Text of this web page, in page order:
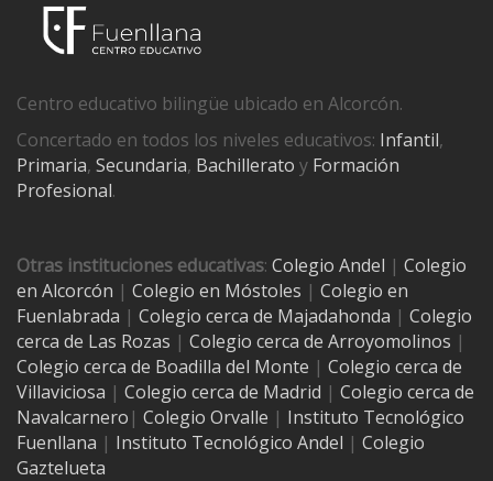
Centro educativo bilingüe ubicado en Alcorcón.
Concertado en todos los niveles educativos: Infantil,
Primaria, Secundaria, Bachillerato y Formación
Profesional.
Otras instituciones educativas: Colegio Andel | Colegio
en Alcorcón | Colegio en Móstoles | Colegio en
Fuenlabrada | Colegio cerca de Majadahonda | Colegio
cerca de Las Rozas | Colegio cerca de Arroyomolinos |
Colegio cerca de Boadilla del Monte | Colegio cerca de
Villaviciosa | Colegio cerca de Madrid | Colegio cerca de
Navalcarnero | Colegio Orvalle | Instituto Tecnológico
Fuenllana | Instituto Tecnológico Andel | Colegio
Gaztelueta